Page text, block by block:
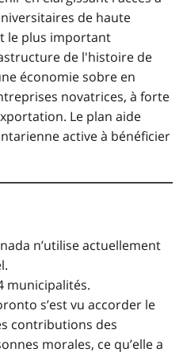
de haute
le plus important
de l'histoire de
économie sobre en
novatrices, à forte
Le plan aide
active à bénéficier
n’utilise actuellement
municipalités.
s’est vu accorder le
contributions des
morales, ce qu’elle a